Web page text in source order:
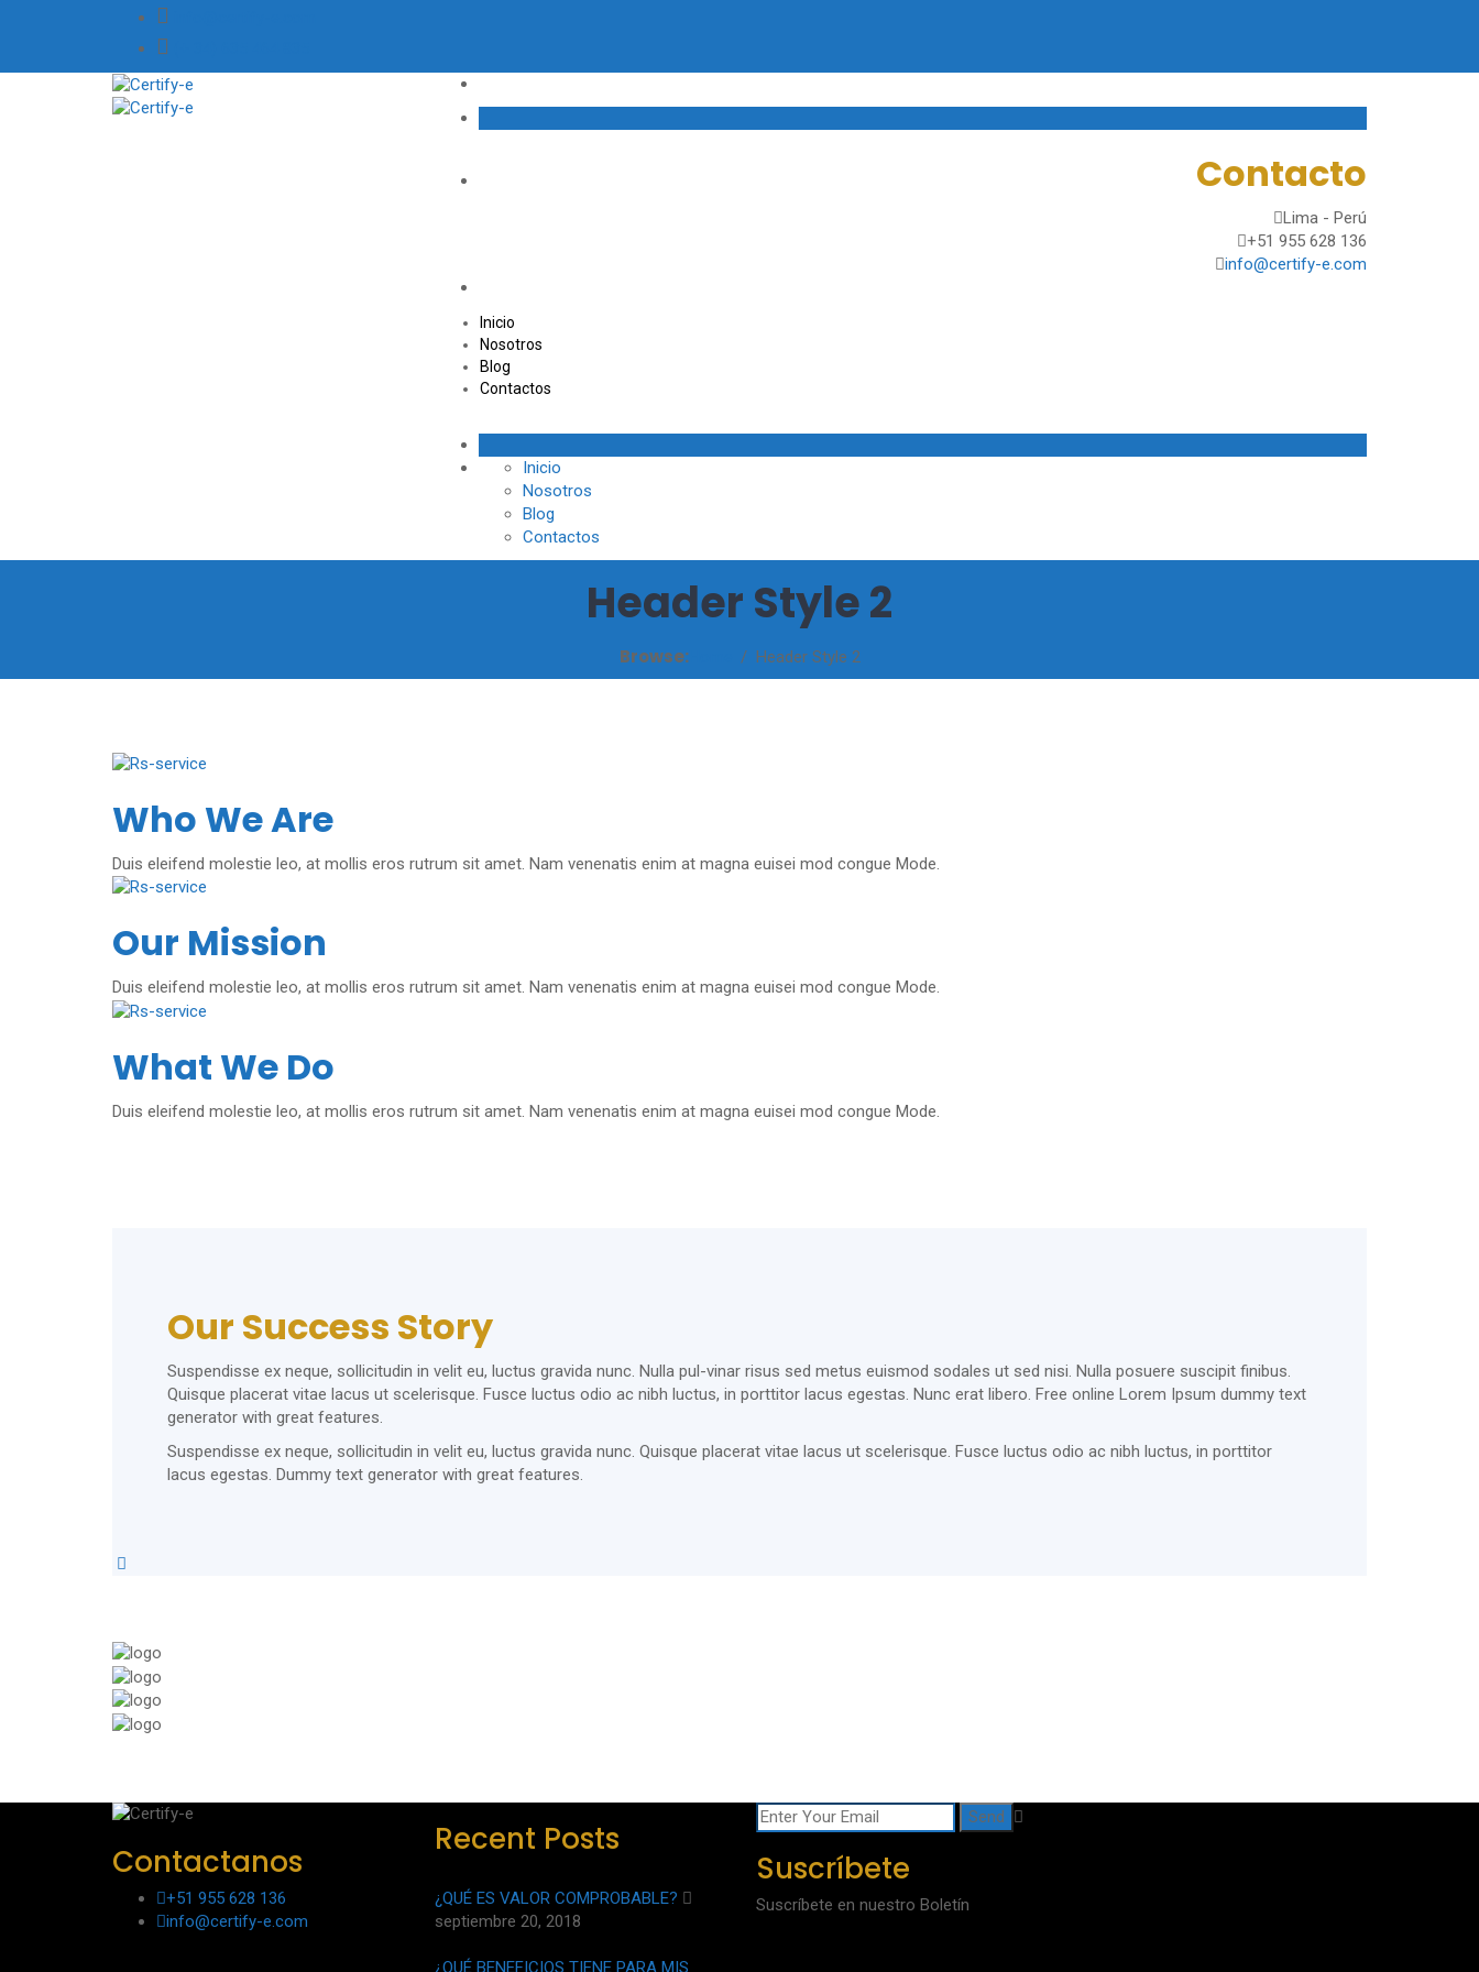
Contacto
Lima - Perú
+51 955 628 136
info@certify-e.com
Inicio
Nosotros
Blog
Contactos
Inicio
Nosotros
Blog
Contactos
Header Style 2
Browse:Home Header Style 2
Who We Are
Duis eleifend molestie leo, at mollis eros rutrum sit amet. Nam venenatis enim at magna euisei mod congue Mode.
Our Mission
Duis eleifend molestie leo, at mollis eros rutrum sit amet. Nam venenatis enim at magna euisei mod congue Mode.
What We Do
Duis eleifend molestie leo, at mollis eros rutrum sit amet. Nam venenatis enim at magna euisei mod congue Mode.
Our Success Story
Suspendisse ex neque, sollicitudin in velit eu, luctus gravida nunc. Nulla pul-vinar risus sed metus euismod sodales ut sed nisi. Nulla posuere suscipit finibus.
Quisque placerat vitae lacus ut scelerisque. Fusce luctus odio ac nibh luctus, in porttitor lacus egestas. Nunc erat libero. Free online Lorem Ipsum dummy text
generator with great features.
Suspendisse ex neque, sollicitudin in velit eu, luctus gravida nunc. Quisque placerat vitae lacus ut scelerisque. Fusce luctus odio ac nibh luctus, in porttitor
lacus egestas. Dummy text generator with great features.
Contactanos
+51 955 628 136
info@certify-e.com
Recent Posts
¿QUÉ ES VALOR COMPROBABLE?
septiembre 20, 2018
¿QUÉ BENEFICIOS TIENE PARA MIS
Suscríbete
Suscríbete en nuestro Boletín